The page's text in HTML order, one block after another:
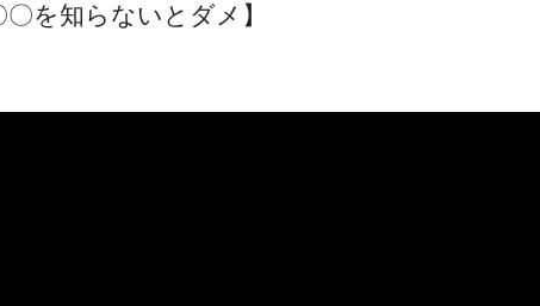
〇を知らないとダメ】